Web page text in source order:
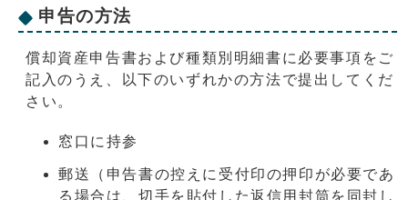
申告の方法
償却資産申告書および種類別明細書に必要事項をご
記入のうえ、以下のいずれかの方法で提出してくだ
さい。
窓口に持参
郵送（申告書の控えに受付印の押印が必要であ
る場合は、切手を貼付した返信用封筒を同封し